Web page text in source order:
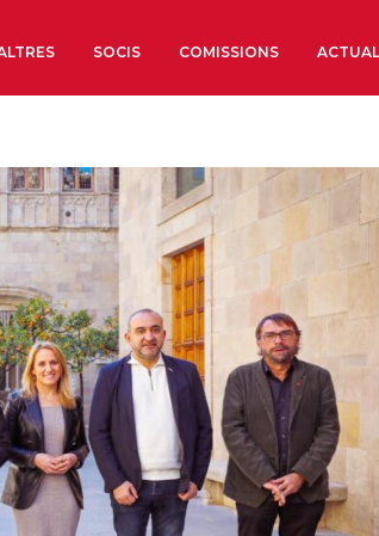
Òrgans de Govern
Òrgans Consultius
Estructura Executiva
Institut d’Estudis
Societat Barcelonesa
Econòmics i Socials
Organitzacions
Organitzacions
Coneix més
SOCIS COMISSIONS